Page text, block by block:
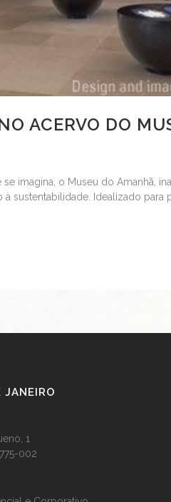
ACERVO DO
imagina, o Museu do Amanhã,
sustentabilidade. Idealizado para
JANEIRO
1
002